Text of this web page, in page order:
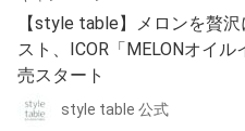
【style table】メロンを贅
スト、ICOR「MELONオイ
売スタート
style table 公式